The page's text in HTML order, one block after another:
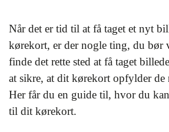
Når det er tid til at få taget et nyt
kørekort, er der nogle ting, du bør
finde det rette sted at få taget
at sikre, at dit kørekort opfylder de
Her får du en guide til, hvor du
til dit kørekort.